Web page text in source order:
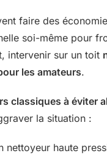
faire des
soi-même pour
intervenir sur un toit
les amateurs.
classiques à éviter
la situation :
nettoyeur haute